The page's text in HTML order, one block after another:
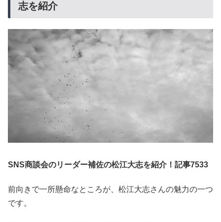
志を紹介
SNS商談会のリーダー補佐の松江大志を紹介！記事7533
前向きで一所懸命なところが、松江大志さんの魅力の一つ
です。